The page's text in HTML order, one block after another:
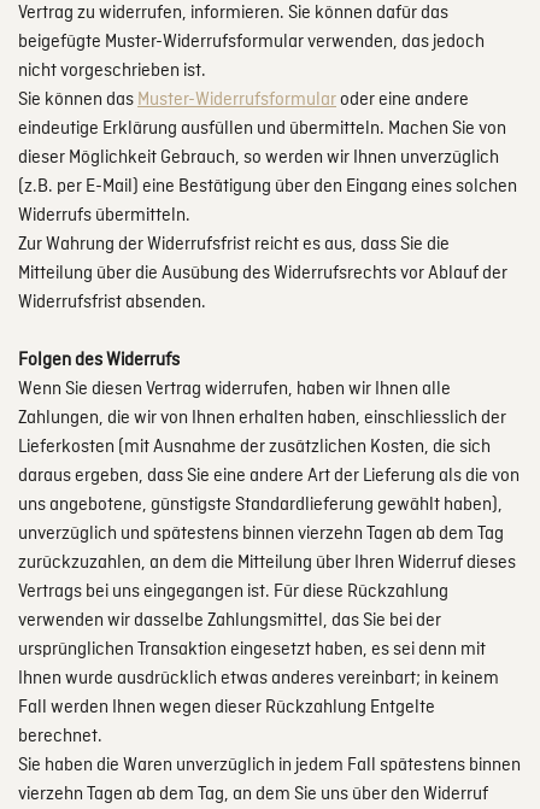
Vertrag zu widerrufen, informieren. Sie können dafür das
beigefügte Muster-Widerrufsformular verwenden, das jedoch
nicht vorgeschrieben ist.
Sie können dasMuster-Widerrufsformularoder eine andere
eindeutige Erklärung ausfüllen und übermitteln. Machen Sie von
dieser Möglichkeit Gebrauch, so werden wir Ihnen unverzüglich
(z.B. per E-Mail) eine Bestätigung über den Eingang eines solchen
Widerrufs übermitteln.
Zur Wahrung der Widerrufsfrist reicht es aus, dass Sie die
Mitteilung über die Ausübung des Widerrufsrechts vor Ablauf der
Widerrufsfrist absenden.
Folgen des Widerrufs
Wenn Sie diesen Vertrag widerrufen, haben wir Ihnen alle
Zahlungen, die wir von Ihnen erhalten haben, einschliesslich der
Lieferkosten (mit Ausnahme der zusätzlichen Kosten, die sich
daraus ergeben, dass Sie eine andere Art der Lieferung als die von
uns angebotene, günstigste Standardlieferung gewählt haben),
unverzüglich und spätestens binnen vierzehn Tagen ab dem Tag
zurückzuzahlen, an dem die Mitteilung über Ihren Widerruf dieses
Vertrags bei uns eingegangen ist. Für diese Rückzahlung
verwenden wir dasselbe Zahlungsmittel, das Sie bei der
ursprünglichen Transaktion eingesetzt haben, es sei denn mit
Ihnen wurde ausdrücklich etwas anderes vereinbart; in keinem
Fall werden Ihnen wegen dieser Rückzahlung Entgelte
berechnet.
Sie haben die Waren unverzüglich in jedem Fall spätestens binnen
vierzehn Tagen ab dem Tag, an dem Sie uns über den Widerruf